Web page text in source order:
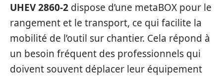
UHEV 2860-2 dispose d’une metaBOX pour le
rangement et le transport, ce qui facilite la
mobilité de l’outil sur chantier. Cela répond à
un besoin fréquent des professionnels qui
doivent souvent déplacer leur équipement